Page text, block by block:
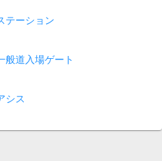
テーション
般道入場ゲート
シス